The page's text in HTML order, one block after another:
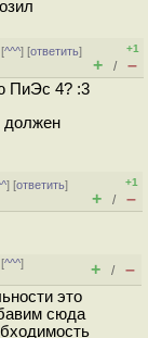
^^^] [ответить]
+1
+ / –
ПиЭс 4? :3
должен
] [ответить]
+1
+ / –
^^^]
+ / –
это
сюда